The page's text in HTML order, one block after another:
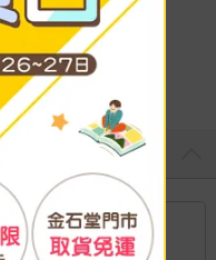
貨）
免運費